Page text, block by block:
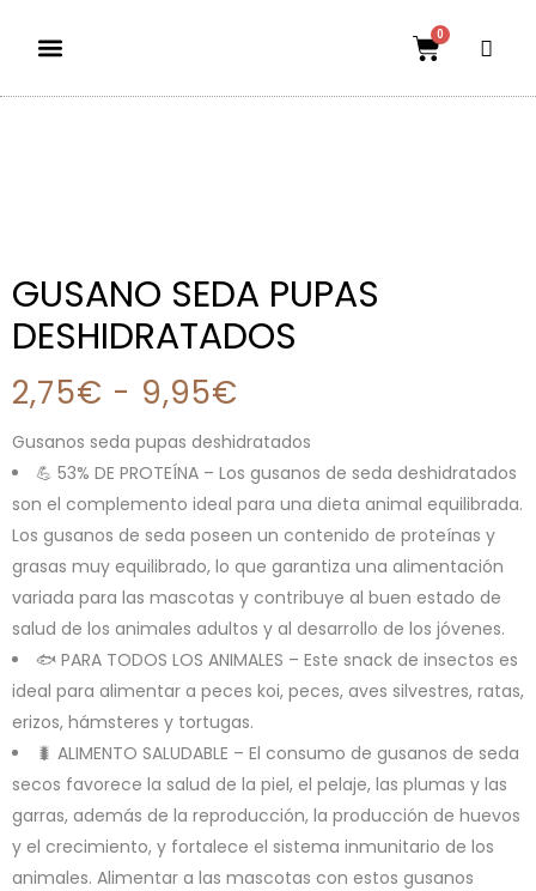
0
GUSANO SEDA PUPAS
DESHIDRATADOS
2,75€ - 9,95€
Gusanos seda pupas deshidratados
💪 53% DE PROTEÍNA – Los gusanos de seda deshidratados
son el complemento ideal para una dieta animal equilibrada.
Los gusanos de seda poseen un contenido de proteínas y
grasas muy equilibrado, lo que garantiza una alimentación
variada para las mascotas y contribuye al buen estado de
salud de los animales adultos y al desarrollo de los jóvenes.
🐟 PARA TODOS LOS ANIMALES – Este snack de insectos es
ideal para alimentar a peces koi, peces, aves silvestres, ratas,
erizos, hámsteres y tortugas.
🐛 ALIMENTO SALUDABLE – El consumo de gusanos de seda
secos favorece la salud de la piel, el pelaje, las plumas y las
garras, además de la reproducción, la producción de huevos
y el crecimiento, y fortalece el sistema inmunitario de los
animales. Alimentar a las mascotas con estos gusanos